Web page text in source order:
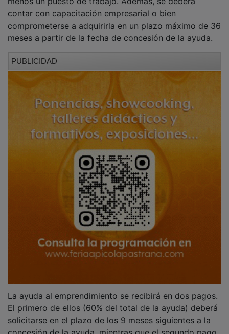
La ayuda al emprendimiento se recibirá en dos pagos.
El primero de ellos (60% del total de la ayuda) deberá
solicitarse en el plazo de los 9 meses siguientes a la
concesión de la ayuda, mientras que el segundo pago
(40% del total de la ayuda) se solicitará una vez se
haya finalizado el Plan Empresarial junto con la
correspondiente memoria justificativa final.
La empresa creada deberá ser microempresa o
pequeña empresa y contar con la correspondiente
licencia de apertura y actividad, así como con todas
las autorizaciones y permisos pertinentes.
Las ayudas, que se concederán en régimen de
concurrencia competitiva, forman parte de la
marco PEPAC 2023-2027, cuyos fondos están
financiados por la Unión Europea (80%), la
Administración General del Estado (6%) y la Junta de
Comunidades de Castilla-La Mancha (14%).